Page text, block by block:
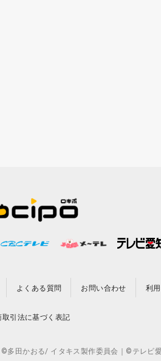
よくある質問 お問い合わせ 利
取引法に基づく表記
田かおる/ イタキス製作委員会｜©テレビ